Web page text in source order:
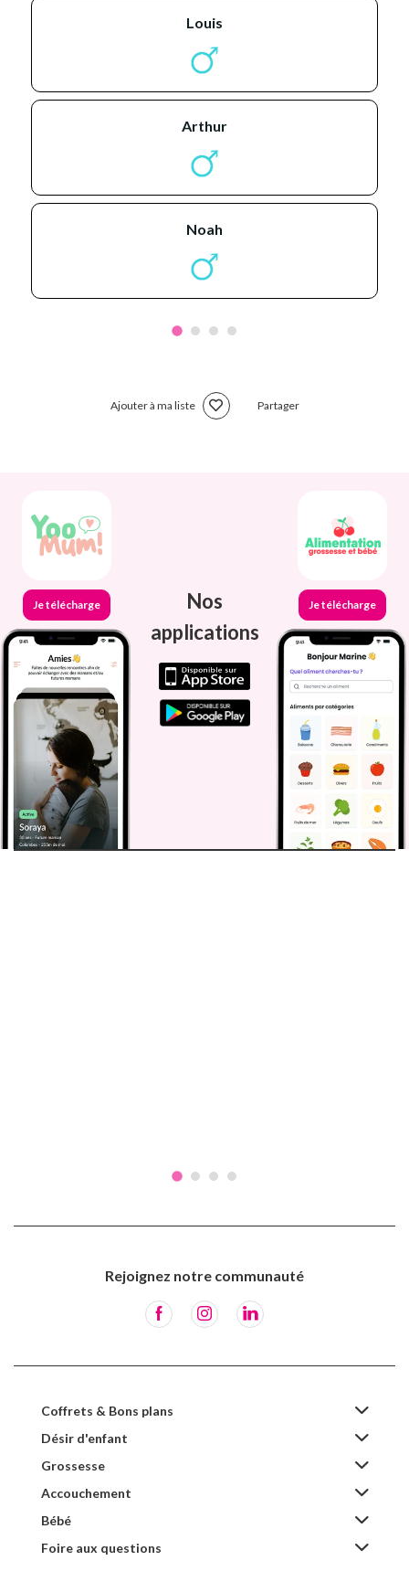
louis
arthur
noah
Ajouter à ma liste Partager
Je télécharge
Nos
applications
Je télécharge
Rejoignez notre communauté
Coffrets & Bons plans
Désir d'enfant
Grossesse
Accouchement
Bébé
Foire aux questions